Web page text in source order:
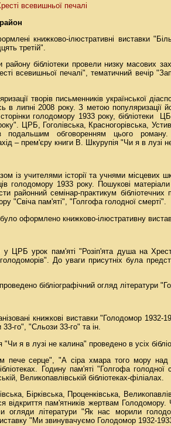
всевишньої печалі
книжково-ілюстративні виставки
третій".
району бібліотеки провели низку масових
всевишньої печалі", тематичний вечір
творів письменників української
в липні 2008 року. З метою
голодомору 1933 року, бібліотеки
ЦРБ, Гоголівська, Красногорівська,
обговоренням цього
– прем'єру книги В. Шкурупія "Чи я в лузі
із учителями історії та учнями
голодомору 1933 року. Пошукові
районний семінар-практикум бібліотечних
"Свіча пам'яті", "Голгофа голодної смерті".
оформлено книжково-ілюстративну
ЦРБ урок пам'яті "Розіп'ята душа на
голодоморів". До уваги присутніх була
бібліографічний огляд літератури
книжкові виставки "Голодомор 1932-
го", "Сльози 33-го" та ін.
я в лузі не калина" проведено в усіх
пече серце", "А сіра хмара того мору
Годину пам'яті "Голгофа
Великопавлівській бібліотеках-філіалах.
Бірківська, Проценківська,
відкриття пам'ятників жертвам
огляди літератури "Як нас морили
"Ми звинувачуємо Голодомор 1932-